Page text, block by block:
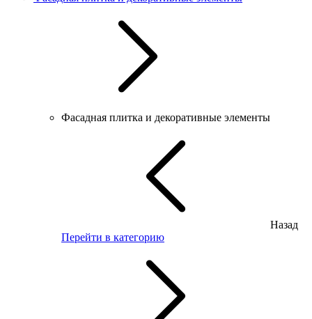
Фасадная плитка и декоративные элементы
Назад
Перейти в категорию